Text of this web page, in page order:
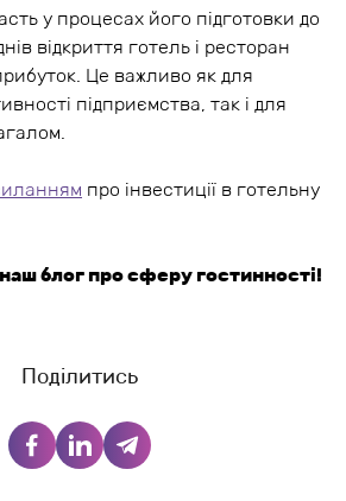
у процесах його підготовки до
відкриття готель і ресторан
Це важливо як для
підприємства, так і для
про інвестиції в готельну
блог про сферу гостинності!
Поділитись